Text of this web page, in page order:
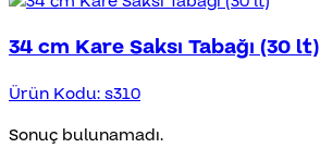
34 cm Kare Saksı Tabağı (30 lt)
Ürün Kodu: s310
Sonuç bulunamadı.